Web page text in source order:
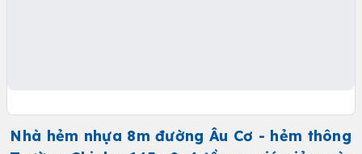
Nhà hẻm nhựa 8m đường Âu Cơ - hẻm thông